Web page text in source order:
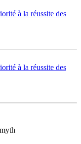
à la réussite des
à la réussite des